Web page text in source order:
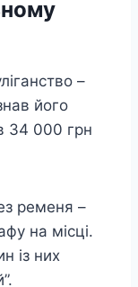
–
його
34 000 грн
ременя –
на місці.
із них